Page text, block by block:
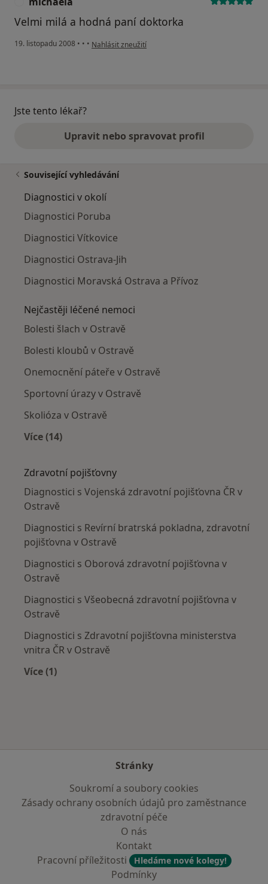
Velmi milá a hodná paní doktorka
19. listopadu 2008 • • • podle názoru uživatele michaela
Nahlásit zneužití
Jste tento lékař?
Upravit nebo spravovat profil
Související vyhledávání
Diagnostici v okolí
Diagnostici Poruba
Diagnostici Vítkovice
Diagnostici Ostrava-Jih
Diagnostici Moravská Ostrava a Přívoz
Nejčastěji léčené nemoci
Bolesti šlach v Ostravě
Bolesti kloubů v Ostravě
Onemocnění páteře v Ostravě
Sportovní úrazy v Ostravě
Skolióza v Ostravě
Více (14)
Zdravotní pojišťovny
Diagnostici s Vojenská zdravotní pojišťovna ČR v
Ostravě
Diagnostici s Revírní bratrská pokladna, zdravotní
pojišťovna v Ostravě
Diagnostici s Oborová zdravotní pojišťovna v
Ostravě
Diagnostici s Všeobecná zdravotní pojišťovna v
Ostravě
Diagnostici s Zdravotní pojišťovna ministerstva
vnitra ČR v Ostravě
Více (1)
Stránky
Soukromí a soubory cookies
Zásady ochrany osobních údajů pro zaměstnance
zdravotní péče
O nás
Kontakt
Pracovní příležitosti
Hledáme nové kolegy!
Podmínky